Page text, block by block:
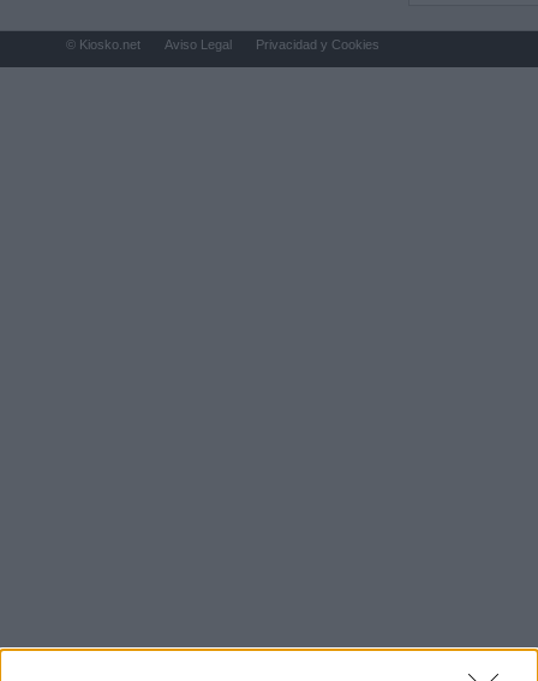
© Kiosko.net Aviso Legal Privacidad y Cookies